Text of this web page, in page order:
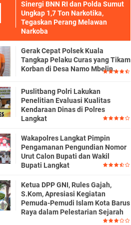
Sinergi BNN RI dan Polda Sumut
Ungkap 1,7 Ton Narkotika,
Tegaskan Perang Melawan
Narkoba
Gerak Cepat Polsek Kuala
Tangkap Pelaku Curas yang Tikam
Korban di Desa Namo Mbelin.
Puslitbang Polri Lakukan
Penelitian Evaluasi Kualitas
Kendaraan Dinas di Polres
Langkat
Wakapolres Langkat Pimpin
Pengamanan Pengundian Nomor
Urut Calon Bupati dan Wakil
Bupati Langkat
Ketua DPP GNI, Rules Gajah,
S.Kom, Apresiasi Kegiatan
Pemuda-Pemudi Islam Kota Barus
Raya dalam Pelestarian Sejarah